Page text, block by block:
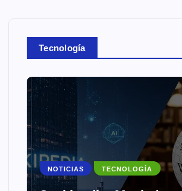
Tecnología
NOTICIAS TECNOLOGÍA